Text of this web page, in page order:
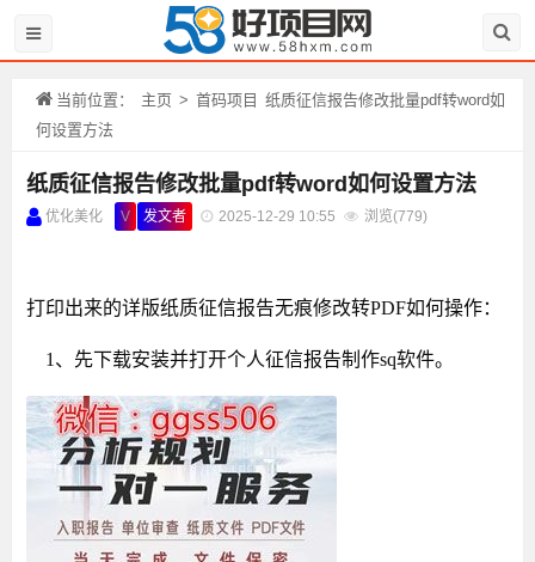
当前位置： 主页 > 首码项目 纸质征信报告修改批量pdf转word如
何设置方法
纸质征信报告修改批量pdf转word如何设置方法
优化美化 V 发文者 2025-12-29 10:55 浏览(779)
打印出来的详版纸质征信报告无痕修改转PDF如何操作：
1、先下载安装并打开个人征信报告制作sq软件。